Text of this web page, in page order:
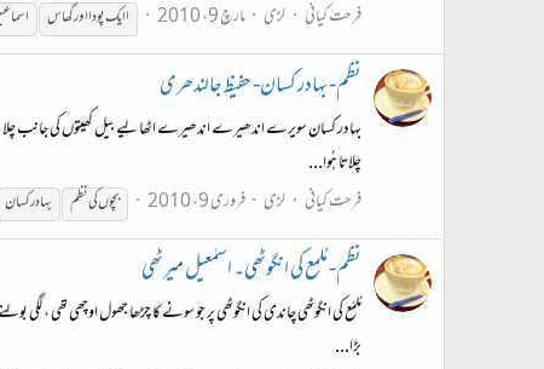
فرحت کیانی لڑی مارچ 9، 2010 اایک پودا اور گھاس
نظم- بہادر کسان- حفیظ جالندھری
بہادر کسان سویرے اندھیرے اندھیرے اٹھا لیے بیل کھیتوں کی جانب چلا ہے
چلاتا ہُوا...
فرحت کیانی لڑی فروری 9، 2010 بچوںکینظم بہادر کسان
نظم- مُلمع کی انگوٹھی۔ اسمٰعیل میرٹھی
مُلمّع کی انگوٹھی چاندی کی انگوٹھی پر جو سونے کا چڑھا جھول اوچھی تھی ،
بڑا...